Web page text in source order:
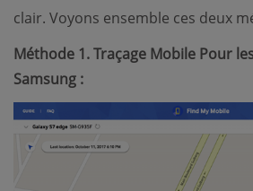
clair. Voyons ensemble ces deux
Méthode 1. Traçage Mobile Pour
Samsung :